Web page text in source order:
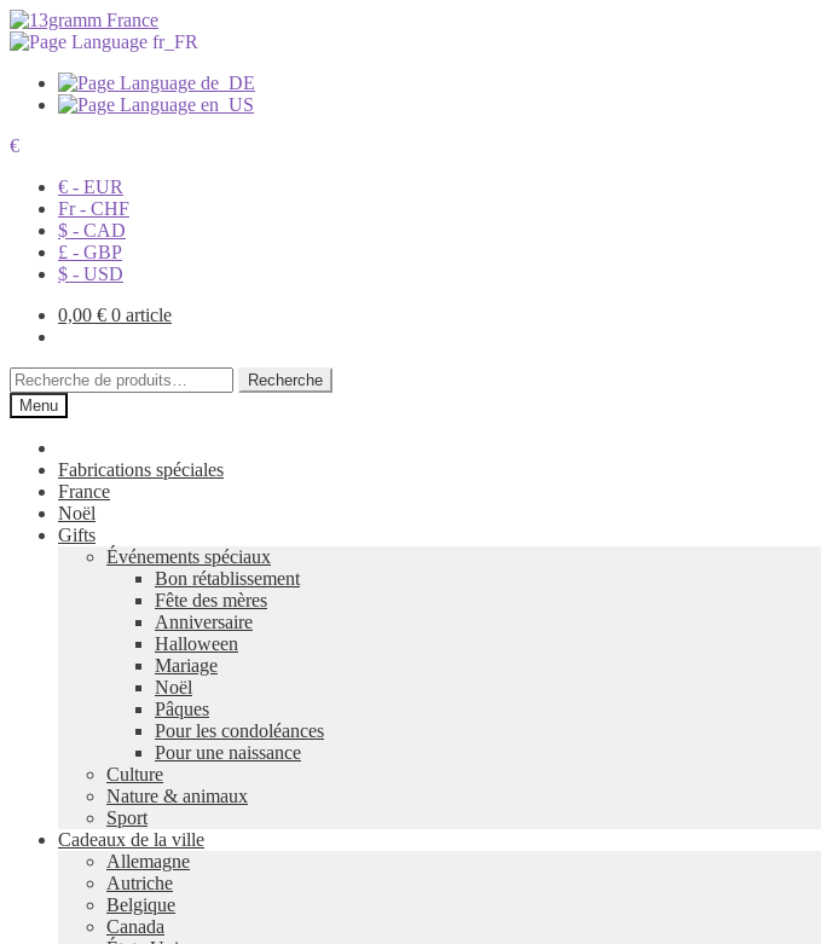
€
€ - EUR
Fr - CHF
$ - CAD
£ - GBP
$ - USD
0,00 € 0 article
Recherche
pour :
Recherche
Menu
Fabrications spéciales
France
Noël
Gifts
Événements spéciaux
Bon rétablissement
Fête des mères
Anniversaire
Halloween
Mariage
Noël
Pâques
Pour les condoléances
Pour une naissance
Culture
Nature & animaux
Sport
Cadeaux de la ville
Allemagne
Autriche
Belgique
Canada